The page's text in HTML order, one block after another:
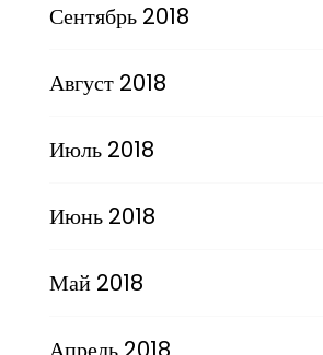
Сентябрь 2018
Август 2018
Июль 2018
Июнь 2018
Май 2018